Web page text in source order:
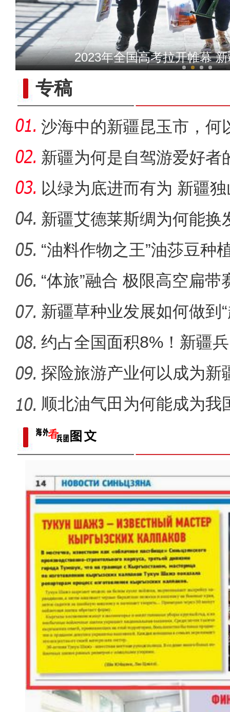
微视频：梦幻夏夜 与你相遇
新疆兵团级“全民数字素养
2023年全国高考拉开帷幕
专稿
沙海中的新疆昆玉市，何
新疆为何是自驾游爱好者
以绿为底进而有为 新疆
成“花园工
新疆艾德莱斯绸为何能换
“油料作物之王”油莎豆种
“体旅”融合 极限高空扁
区？
新疆草种业发展如何做到
约占全国面积8%！新疆
市为何能
探险旅游产业何以成为新
顺北油气田为何能成为我
名的项